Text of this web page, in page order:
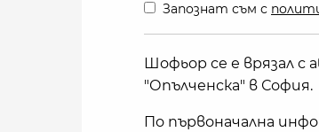
Запознат съм с
Шофьор се е врязал
"Опълченска" в София.
По първоначална